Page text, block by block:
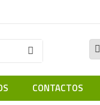
CONTACTOS